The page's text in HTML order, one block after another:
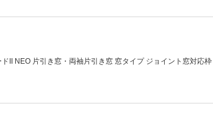
ドII NEO 片引き窓・両袖片引き窓 窓タイプ ジョイント窓対応枠